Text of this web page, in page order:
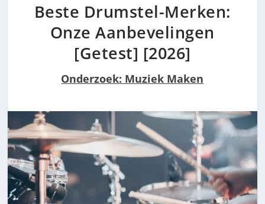
Beste Drumstel-Merken:
Onze Aanbevelingen
[Getest] [2026]
Onderzoek: Muziek Maken